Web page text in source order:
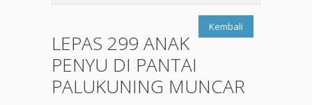
Kembali
LEPAS 299 ANAK
PENYU DI PANTAI
PALUKUNING MUNCAR